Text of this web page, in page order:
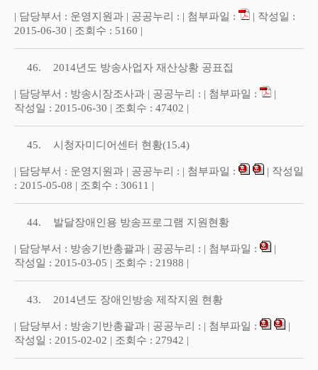
| 담당부서 : 운영지원과 | 공공누리 : | 첨부파일 :
| 작성일 :
2015-06-30 | 조회수 : 5160 |
46. 2014년도 방송사업자 재산상황 공표집
| 담당부서 : 방송시장조사과 | 공공누리 : | 첨부파일 :
|
작성일 : 2015-06-30 | 조회수 : 47402 |
45. 시청자미디어센터 현황(15.4)
| 담당부서 : 운영지원과 | 공공누리 : | 첨부파일 :
| 작성일
: 2015-05-08 | 조회수 : 30611 |
44. 발달장애인용 방송프로그램 지원현황
| 담당부서 : 방송기반총괄과 | 공공누리 : | 첨부파일 :
|
작성일 : 2015-03-05 | 조회수 : 21988 |
43. 2014년도 장애인방송 제작지원 현황
| 담당부서 : 방송기반총괄과 | 공공누리 : | 첨부파일 :
|
작성일 : 2015-02-02 | 조회수 : 27942 |